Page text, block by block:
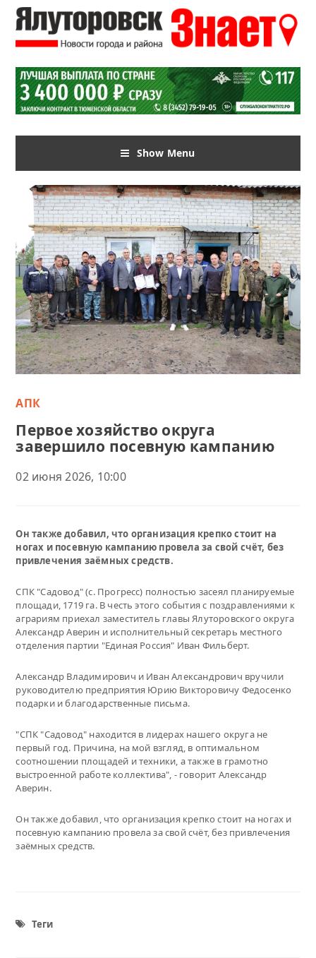
Show Menu
АПК
Первое хозяйство округа
завершило посевную кампанию
02 июня 2026, 10:00
Он также добавил, что организация крепко стоит на
ногах и посевную кампанию провела за свой счёт, без
привлечения заёмных средств.
СПК "Садовод" (с. Прогресс) полностью засеял планируемые
площади, 1719 га. В честь этого события с поздравлениями к
аграриям приехал заместитель главы Ялуторовского округа
Александр Аверин и исполнительный секретарь местного
отделения партии "Единая Россия" Иван Фильберт.
Александр Владимирович и Иван Александрович вручили
руководителю предприятия Юрию Викторовичу Федосенко
подарки и благодарственные письма.
"СПК "Садовод" находится в лидерах нашего округа не
первый год. Причина, на мой взгляд, в оптимальном
соотношении площадей и техники, а также в грамотно
выстроенной работе коллектива", - говорит Александр
Аверин.
Он также добавил, что организация крепко стоит на ногах и
посевную кампанию провела за свой счёт, без привлечения
заёмных средств.
Теги